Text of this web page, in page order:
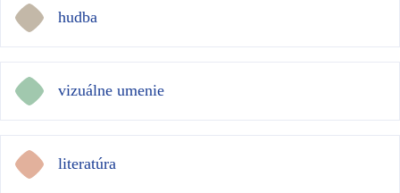
hudba
vizuálne umenie
literatúra